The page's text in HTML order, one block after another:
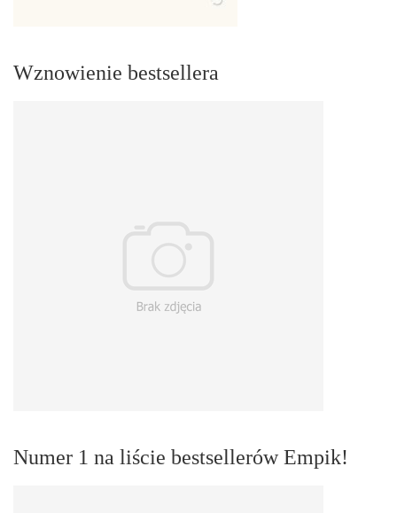
Wznowienie bestsellera
Numer 1 na liście bestsellerów Empik!